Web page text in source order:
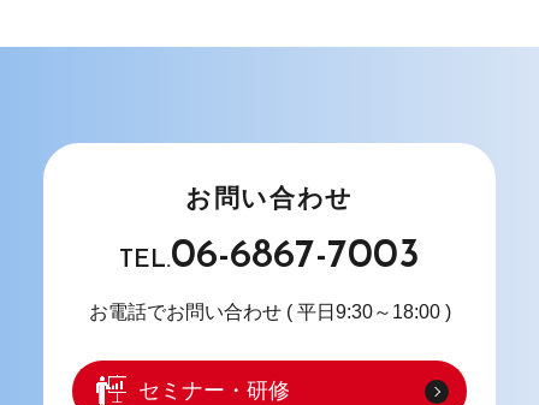
お問い合わせ
TEL.06-6867-7003
お電話でお問い合わせ ( 平日9:30～18:00 )
セミナー・研修